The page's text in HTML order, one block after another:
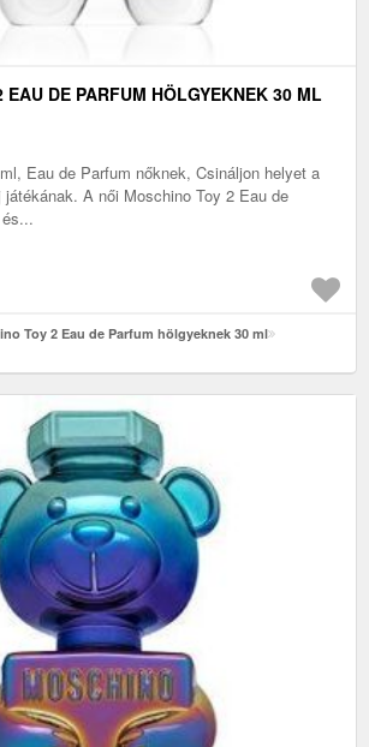
EAU DE PARFUM HÖLGYEKNEK 30 ML
Eau de Parfum nőknek, Csináljon helyet a
A női Moschino Toy 2 Eau de
Toy 2 Eau de Parfum hölgyeknek 30 ml